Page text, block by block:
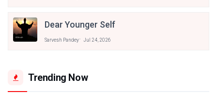
Dear Younger Self
Sarvesh Pandey Jul 24, 2026
Trending Now